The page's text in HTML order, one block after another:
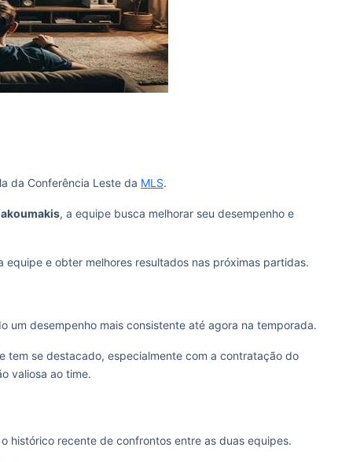
da Conferência Leste da MLS.
, a equipe busca melhorar seu desempenho e
equipe e obter melhores resultados nas próximas partidas.
um desempenho mais consistente até agora na temporada.
tem se destacado, especialmente com a contratação do
valiosa ao time.
histórico recente de confrontos entre as duas equipes.